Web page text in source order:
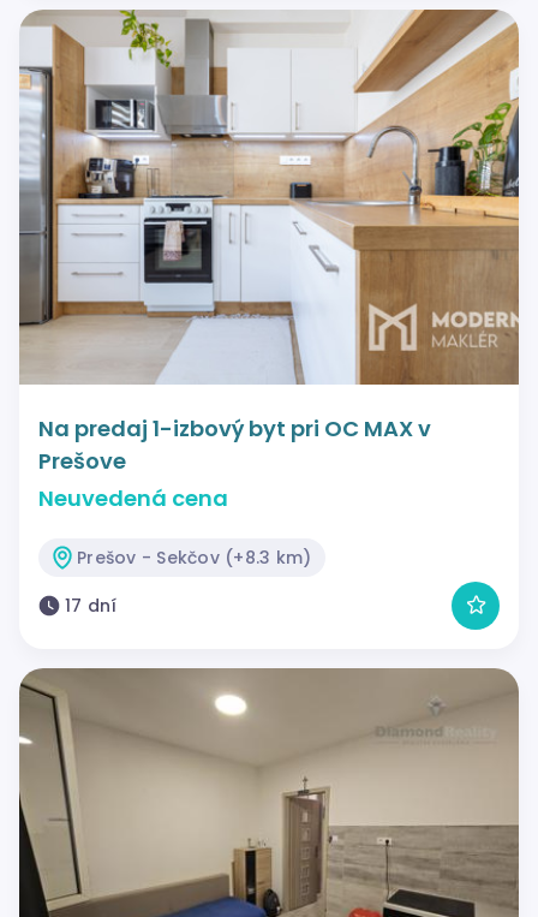
Na predaj 1-izbový byt pri OC MAX v
Prešove
Neuvedená cena
Prešov - Sekčov (+8.3 km)
17 dní